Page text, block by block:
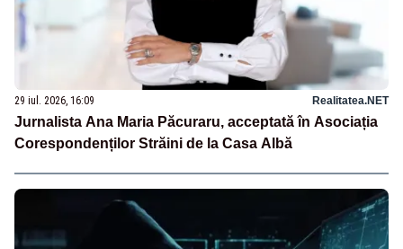
29 iul. 2026, 16:09 Realitatea.NET
Jurnalista Ana Maria Păcuraru, acceptată în Asociația
Corespondenților Străini de la Casa Albă